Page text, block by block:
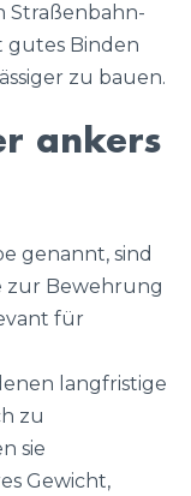
Straßenbahn-
Binden
zu bauen.
ankers
genannt, sind
zur Bewehrung
für
langfristige
zu
sie
Gewicht,